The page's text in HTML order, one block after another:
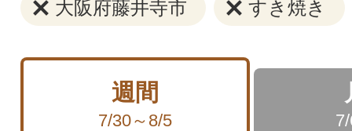
大阪府藤井寺市 すき焼き
週間
7/30～8/5